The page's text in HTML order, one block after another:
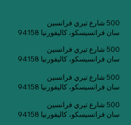
500 شارع تيري فرانسين
سان فرانسيسكو، كاليفورنيا 94158
500 شارع تيري فرانسين
سان فرانسيسكو، كاليفورنيا 94158
500 شارع تيري فرانسين
سان فرانسيسكو، كاليفورنيا 94158
500 شارع تيري فرانسين
سان فرانسيسكو، كاليفورنيا 94158